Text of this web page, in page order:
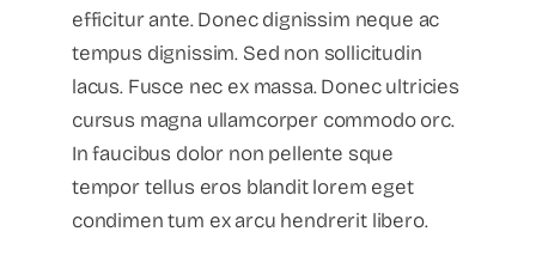
efficitur ante. Donec dignissim neque ac
tempus dignissim. Sed non sollicitudin
lacus. Fusce nec ex massa. Donec ultricies
cursus magna ullamcorper commodo orc.
In faucibus dolor non pellente sque
tempor tellus eros blandit lorem eget
condimen tum ex arcu hendrerit libero.